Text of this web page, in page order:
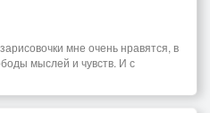
мне очень нравятся, в
мыслей и чувств. И с